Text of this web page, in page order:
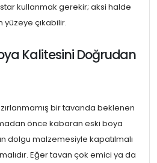
kullanmak gerekir; aksi halde
yüzeye çıkabilir.
Kalitesini Doğrudan
bir tavanda beklenen
önce kabaran eski boya
dolgu malzemesiyle kapatılmalı
Eğer tavan çok emici ya da